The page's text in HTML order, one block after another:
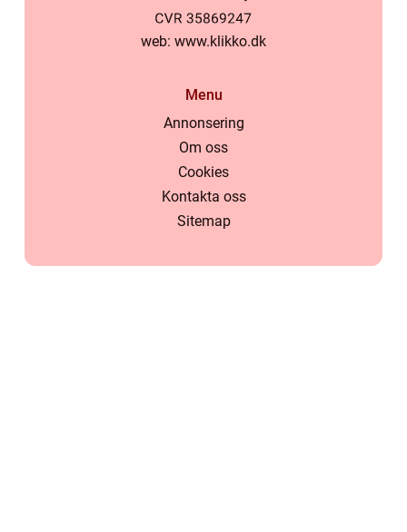
web: www.klikko.dk
Menu
Annonsering
Om oss
Cookies
Kontakta oss
Sitemap